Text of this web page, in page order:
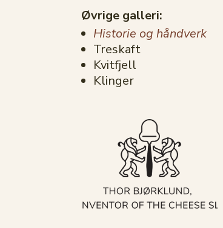
Øvrige galleri:
Historie og håndverk
Treskaft
Kvitfjell
Klinger